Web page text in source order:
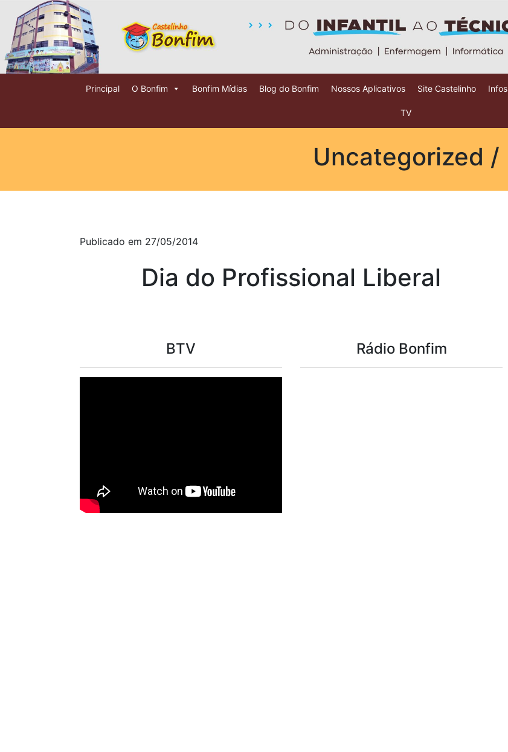
Principal O Bonfim Bonfim Mídias Blog do Bonfim Nossos Aplicativos Site Castelinho Infos
TV
Uncategorized /
Publicado em 27/05/2014
Dia do Profissional Liberal
BTV Rádio Bonfim